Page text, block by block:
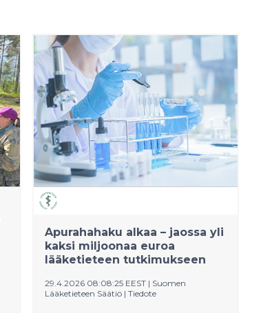
Apurahahaku alkaa – jaossa yli
kaksi miljoonaa euroa
lääketieteen tutkimukseen
29.4.2026 08:08:25 EEST | Suomen
Lääketieteen Säätiö | Tiedote